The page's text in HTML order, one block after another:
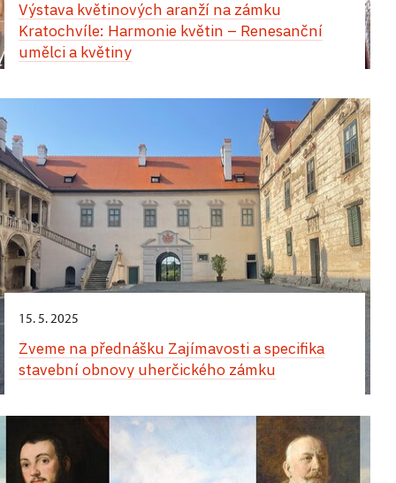
apartmánu v západním křídle zámku
Jedinečný zážitek vás čeká během Hradozámecké
hudby, tance a chutí! Přes den vás uchvátí
vystoupení tanečnic a tanečníků v nádherných
dobových kostýmech. Na arkádovém nádvoří si
můžete vychutnat autentickou italskou pizzu,
osvěžující zmrzlinu a lahodné míchané nápoje.
Večerní atmosféra vás přenese do jiné epochy.
Zámecké komnaty ozáří jemné světlo svíček
a Banketní sál ožije tóny historické hudby. Projděte
se slavnostně vyzdobenými interiéry, nechte se
unést květinovou vůní a jedinečným kouzlem
tohoto místa. Nezapomenutelný večer završí
velkolepá světelná show.
24. srpna,zámek Opočno
italskou a neapolskou malbu
Výstava květinových aranží na zámku
Kratochvíle: Harmonie květin – Renesanční
umělci a květiny
15. 5. 2025
Zveme na přednášku Zajímavosti a specifika
stavební obnovy uherčického zámku